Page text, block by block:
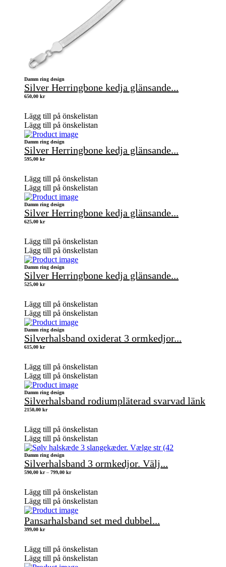
Damm ring design
Silver Herringbone kedja glänsande...
650,00 kr
Lägg till på önskelistan
Lägg till på önskelistan
Damm ring design
Silver Herringbone kedja glänsande...
595,00 kr
Lägg till på önskelistan
Lägg till på önskelistan
Damm ring design
Silver Herringbone kedja glänsande...
625,00 kr
Lägg till på önskelistan
Lägg till på önskelistan
Damm ring design
Silver Herringbone kedja glänsande...
525,00 kr
Lägg till på önskelistan
Lägg till på önskelistan
Damm ring design
Silverhalsband oxiderat 3 ormkedjor...
615,00 kr
Lägg till på önskelistan
Lägg till på önskelistan
Damm ring design
Silverhalsband rodiumpläterad svarvad länk
2150,00 kr
Lägg till på önskelistan
Lägg till på önskelistan
Damm ring design
Silverhalsband 3 ormkedjor. Välj...
590,00 kr – 799,00 krPrisintervall:
799,00 kr
Lägg till på önskelistan
Lägg till på önskelistan
Pansarhalsband set med dubbel...
399,00 kr
Lägg till på önskelistan
Lägg till på önskelistan